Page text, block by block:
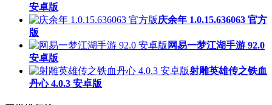
安卓版
庆余年 1.0.15.636063 官方
版
网易一梦江湖手游 92.0
安卓版
射雕英雄传之铁血
丹心 4.0.3 安卓版